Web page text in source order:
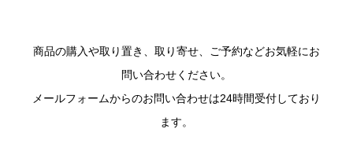
商品の購入や取り置き、取り寄せ、ご予約などお気軽にお
問い合わせください。
メールフォームからのお問い合わせは24時間受付しており
ます。